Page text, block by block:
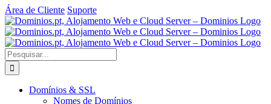
Skip
to
content
Área de Cliente Suporte
Pesquisar
Domínios & SSL
Nomes de Domínios